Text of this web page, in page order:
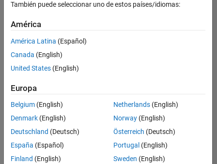
Ordenar por
Guardar
empleos
seleccionados
No se
han
traducido
También puede seleccionar uno de estos países/idiomas:
América
América Latina (Español)
Canada (English)
United States (English)
Europa
Belgium (English)
Denmark (English)
Deutschland (Deutsch)
España (Español)
Finland (English)
Netherlands(English)
Norway(English)
Österreich (Deutsch)
Portugal (English)
Sweden (English)